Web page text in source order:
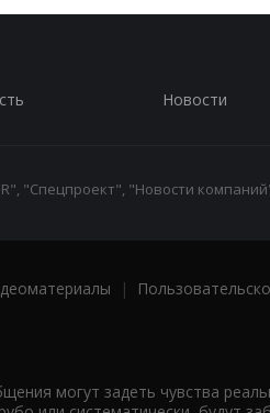
Новости
"Спецпроект", "Новости
|
могут задеть чувства